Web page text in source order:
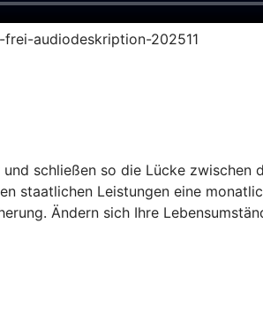
audiodeskription-202511
schließen so die Lücke zwischen
staatlichen Leistungen eine
Ändern sich Ihre